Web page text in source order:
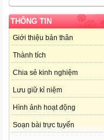
THÔNG TIN
Giới thiệu bản thân
Thành tích
Chia sẻ kinh nghiệm
Lưu giữ kỉ niệm
Hình ảnh hoạt động
Soạn bài trực tuyến